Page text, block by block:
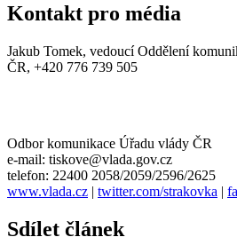
Kontakt pro média
Jakub Tomek, vedoucí Oddělení
ČR, +420 776 739 505
Odbor komunikace Úřadu vlády ČR
e-mail: tiskove@vlada.gov.cz
telefon: 22400 2058/2059/2596/2625
www.vlada.cz | twitter.com/strakovka |
Sdílet článek